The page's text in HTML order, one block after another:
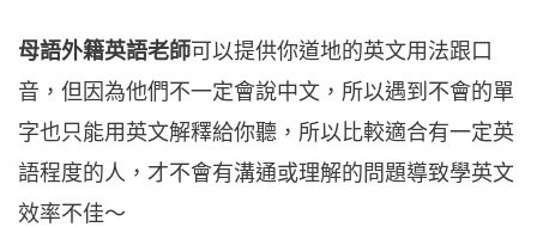
母語外籍英語老師可以提供你道地的英文用法跟口
音，但因為他們不一定會說中文，所以遇到不會的單
字也只能用英文解釋給你聽，所以比較適合有一定英
語程度的人，才不會有溝通或理解的問題導致學英文
效率不佳～